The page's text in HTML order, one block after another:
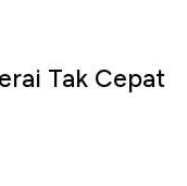
Tak Cepat